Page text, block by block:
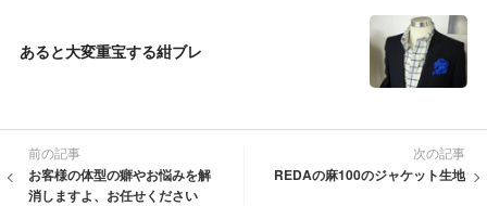
あると大変重宝する紺ブレ
前の記事
お客様の体型の癖やお悩みを解
消しますよ、お任せください
次の記事
REDAの麻100のジャケット生地